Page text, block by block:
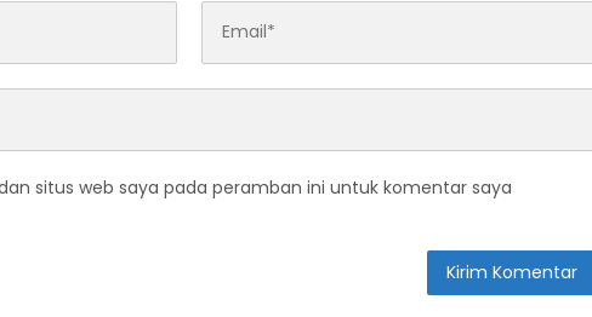
situs web saya pada peramban ini untuk komentar saya